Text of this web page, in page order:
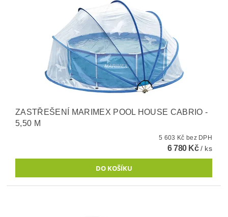
ZASTŘEŠENÍ MARIMEX POOL HOUSE CABRIO -
5,50 M
5 603 Kč bez DPH
6 780 Kč/ ks